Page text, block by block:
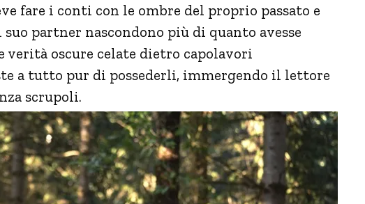
fare i conti con le ombre del proprio passato e
suo partner nascondono più di quanto avesse
verità oscure celate dietro capolavori
a tutto pur di possederli, immergendo il lettore
scrupoli.